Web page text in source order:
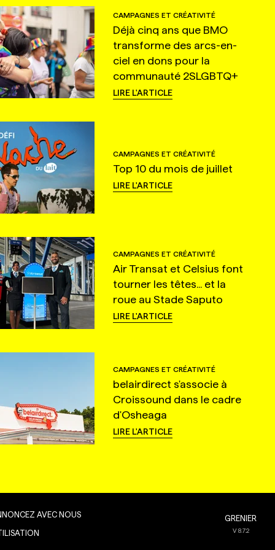
CAMPAGNES ET CRÉATIVITÉ
Déjà cinq ans que BMO
transforme des arcs-en-
ciel en dons pour la
communauté 2SLGBTQ+
LIRE L'ARTICLE
CAMPAGNES ET CRÉATIVITÉ
Top 10 du mois de juillet
LIRE L'ARTICLE
CAMPAGNES ET CRÉATIVITÉ
Air Transat et Celsius font
tourner les têtes... et la
roue au Stade Saputo
LIRE L'ARTICLE
CAMPAGNES ET CRÉATIVITÉ
belairdirect s'associe à
Croissound dans le cadre
d'Osheaga
LIRE L'ARTICLE
AVEC NOUS GRENIER
V8.7.2